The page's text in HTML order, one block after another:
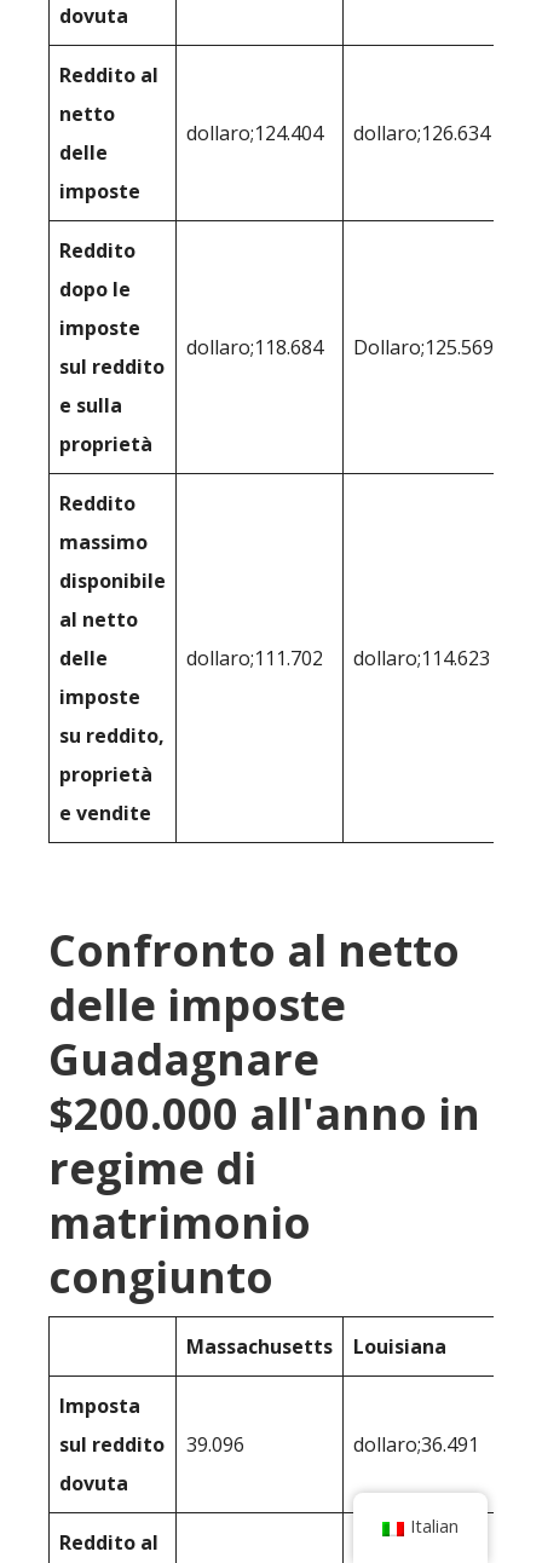
dovuta
Reddito al
netto
delle
imposte
dollaro;124.404 dollaro;126.634
Reddito
dopo le
imposte
sul reddito
e sulla
proprietà
dollaro;118.684 Dollaro;125.569
Reddito
massimo
disponibile
al netto
delle
imposte
su reddito,
proprietà
e vendite
dollaro;111.702 dollaro;114.623
Confronto al netto
delle imposte
Guadagnare
$200.000 all'anno in
regime di
matrimonio
congiunto
Massachusetts Louisiana
Imposta
sul reddito
dovuta
39.096 dollaro;36.491
Reddito al
Italian